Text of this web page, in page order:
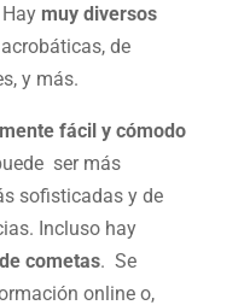
muy diversos
de
y más.
fácil y cómodo
ser más
sofisticadas y de
Incluso hay
cometas. Se
online o,